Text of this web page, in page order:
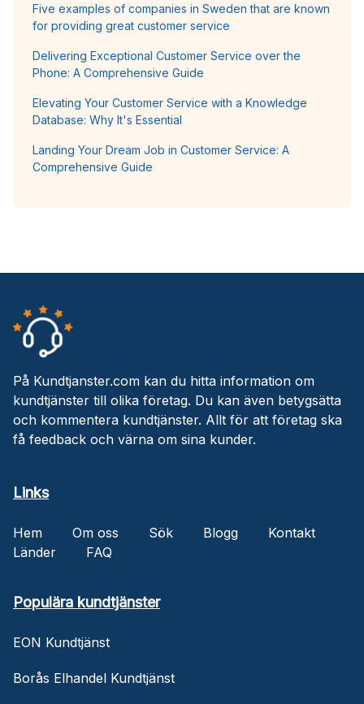
Five examples of companies in Sweden that are known
for providing great customer service
Delivering Exceptional Customer Service over the
Phone: A Comprehensive Guide
Elevating Your Customer Service with a Knowledge
Database: Why It's Essential
Landing Your Dream Job in Customer Service: A
Comprehensive Guide
På Kundtjanster.com kan du hitta information om
kundtjänster till olika företag. Du kan även betygsätta
och kommentera kundtjänster. Allt för att företag ska
få feedback och värna om sina kunder.
Links
Hem Om oss Sök Blogg
Kontakt
Länder
FAQ
Populära kundtjänster
EON Kundtjänst
Borås Elhandel Kundtjänst